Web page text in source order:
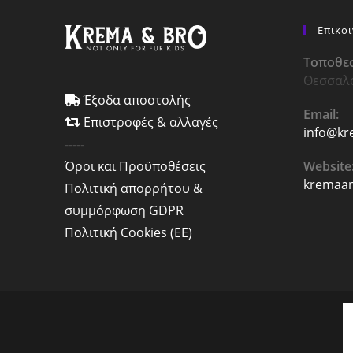
Έξοδα αποστολής
Επιστροφές & αλλαγές
-----
Όροι και Προϋποθέσεις
Πολιτική απορρήτου &
συμμόρφωση GDPR
Πολιτική Cookies (ΕΕ)
Email: